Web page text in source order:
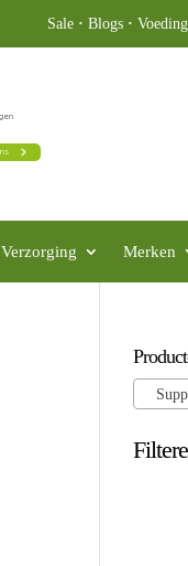
Sale· Blogs·
Verzorging Merken